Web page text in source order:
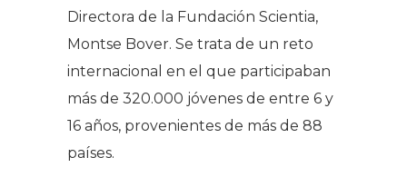
Directora de la Fundación Scientia,
Montse Bover. Se trata de un reto
internacional en el que participaban
más de 320.000 jóvenes de entre 6 y
16 años, provenientes de más de 88
países.